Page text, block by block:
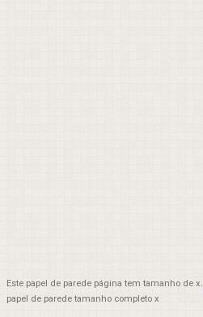
Este papel de parede página tem tamanho de x.
papel de parede tamanho completo x